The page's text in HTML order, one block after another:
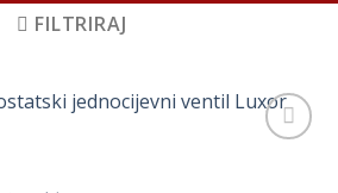
FILTRIRAJ